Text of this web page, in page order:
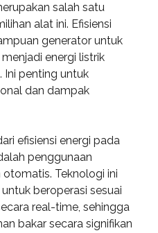
salah satu
alat ini. Efisiensi
generator untuk
energi listrik
Ini penting untuk
dan dampak
efisiensi energi pada
penggunaan
Teknologi ini
beroperasi sesuai
real-time, sehingga
bakar secara signifikan